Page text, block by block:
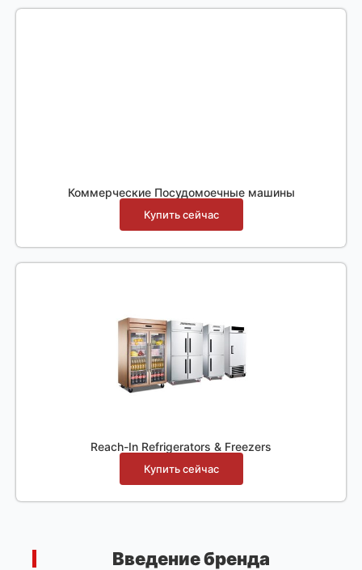
Коммерческие Посудомоечные машины
Купить сейчас
Reach-In Refrigerators & Freezers
Купить сейчас
Введение бренда